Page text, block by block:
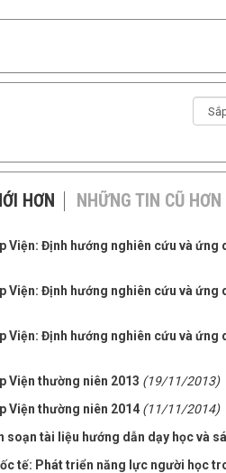
HƠN NHỮNG TIN CŨ HƠN
Viện: Định hướng nghiên cứu và ứng
Viện: Định hướng nghiên cứu và ứng
Viện: Định hướng nghiên cứu và ứng
Viện thường niên 2013 (19/11/2013)
Viện thường niên 2014 (11/11/2014)
soạn tài liệu hướng dẫn dạy học và
tế: Phát triển năng lực người học